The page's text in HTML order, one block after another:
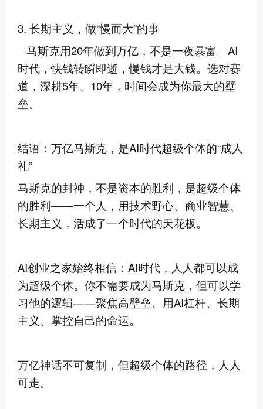
3. 长期主义，做“慢而大”的事
马斯克用20年做到万亿，不是一夜暴富。AI
时代，快钱转瞬即逝，慢钱才是大钱。选对赛
道，深耕5年、10年，时间会成为你最大的壁
垒。
结语：万亿马斯克，是AI时代超级个体的“成人
礼”
马斯克的封神，不是资本的胜利，是超级个体
的胜利——一个人，用技术野心、商业智慧、
长期主义，活成了一个时代的天花板。
AI创业之家始终相信：AI时代，人人都可以成
为超级个体。你不需要成为马斯克，但可以学
习他的逻辑——聚焦高壁垒、用AI杠杆、长期
主义、掌控自己的命运。
万亿神话不可复制，但超级个体的路径，人人
可走。